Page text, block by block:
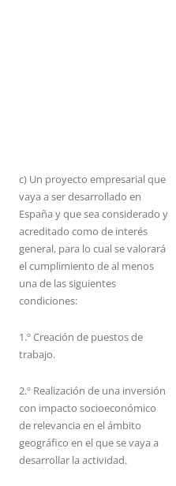
c) Un proyecto empresarial que
vaya a ser desarrollado en
España y que sea considerado y
acreditado como de interés
general, para lo cual se valorará
el cumplimiento de al menos
una de las siguientes
condiciones:
1.º Creación de puestos de
trabajo.
2.º Realización de una inversión
con impacto socioeconómico
de relevancia en el ámbito
geográfico en el que se vaya a
desarrollar la actividad.